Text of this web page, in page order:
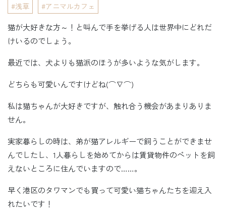
浅草 アニマルカフェ
猫が大好きな方～！と叫んで手を挙げる人は世界中にどれだ
けいるのでしょう。
最近では、犬よりも猫派のほうが多いような気がします。
どちらも可愛いんですけどね(⌒∇⌒)
私は猫ちゃんが大好きですが、触れ合う機会があまりありま
せん。
実家暮らしの時は、弟が猫アレルギーで飼うことができませ
んでしたし、1人暮らしを始めてからは賃貸物件のペットを飼
えないところに住んでいますので……。
早く港区のタワマンでも買って可愛い猫ちゃんたちを迎え入
れたいです！